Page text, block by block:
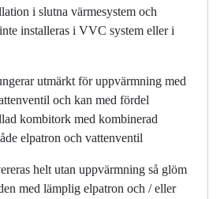
i slutna värmesystem och
installeras i VVC system eller i
utmärkt för uppvärmning med
och kan med fördel
kombitork med kombinerad
elpatron och vattenventil
helt utan uppvärmning så glöm
med lämplig elpatron och / eller